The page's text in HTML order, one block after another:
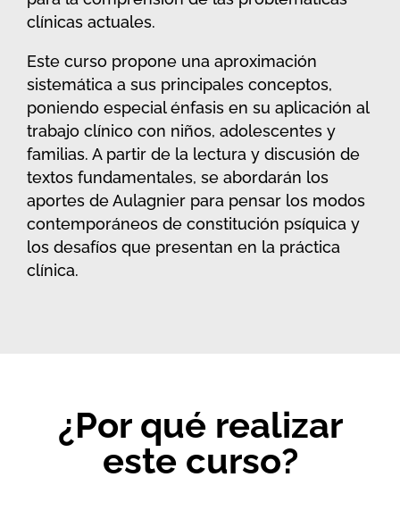
clínicas actuales.
Este curso propone una aproximación
sistemática a sus principales conceptos,
poniendo especial énfasis en su aplicación al
trabajo clínico con niños, adolescentes y
familias. A partir de la lectura y discusión de
textos fundamentales, se abordarán los
aportes de Aulagnier para pensar los modos
contemporáneos de constitución psíquica y
los desafíos que presentan en la práctica
clínica.
¿Por qué realizar
este curso?